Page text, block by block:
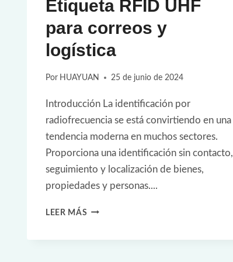
Etiqueta RFID UHF
para correos y
logística
Por HUAYUAN 25 de junio de 2024
Introducción La identificación por
radiofrecuencia se está convirtiendo en una
tendencia moderna en muchos sectores.
Proporciona una identificación sin contacto,
seguimiento y localización de bienes,
propiedades y personas....
LEER MÁS ETIQUETA